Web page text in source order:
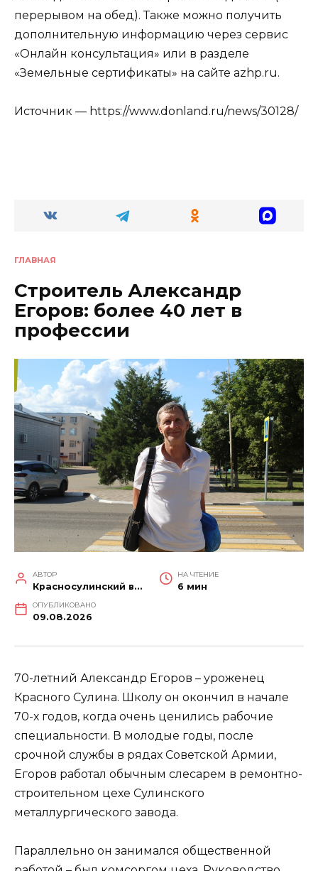
перерывом на обед). Также можно получить
дополнительную информацию через сервис
«Онлайн консультация» или в разделе
«Земельные сертификаты» на сайте azhp.ru.
Источник — https://www.donland.ru/news/30128/
ГЛАВНАЯ
Строитель Александр
Егоров: более 40 лет в
профессии
АВТОР
Красносулинский вестник
НА ЧТЕНИЕ
6 мин
ОПУБЛИКОВАНО
09.08.2026
70-летний Александр Егоров – уроженец
Красного Сулина. Школу он окончил в начале
70-х годов, когда очень ценились рабочие
специальности. В молодые годы, после
срочной службы в рядах Советской Армии,
Егоров работал обычным слесарем в ремонтно-
строительном цехе Сулинского
металлургического завода.
Параллельно он занимался общественной